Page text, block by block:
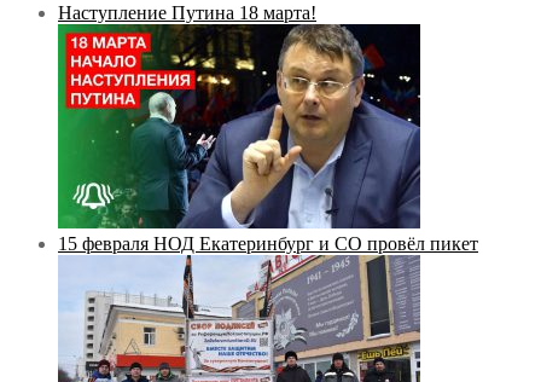
Наступление Путина 18 марта!
15 февраля НОД Екатеринбург и СО провёл пикет